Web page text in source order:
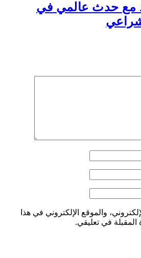
مع حدث عالمي في
والموقع الإلكتروني في هذا
المقبلة في تعليقي.